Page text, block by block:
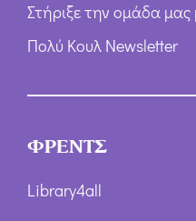
Στήριξε την ομάδα
Πολύ Κουλ Newsletter
ΦΡΕΝΤΣ
Library4all